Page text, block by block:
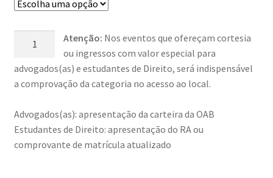
Seminário
de
e
Inovação
para
Atenção: Nos eventos que ofereçam cortesia
ou ingressos com valor especial para
advogados(as) e estudantes de Direito, será indispensável
a comprovação da categoria no acesso ao local.
Advogados(as): apresentação da carteira da OAB
Estudantes de Direito: apresentação do RA ou
comprovante de matrícula atualizado